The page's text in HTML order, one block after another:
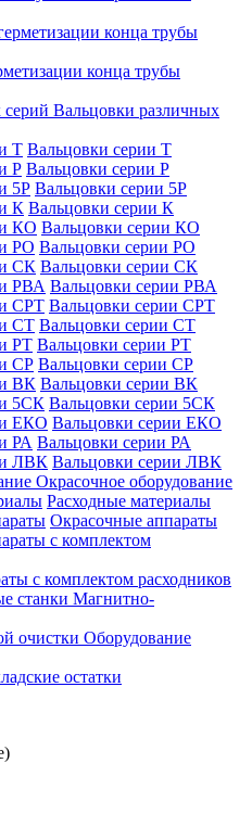
конца трубы
Вальцовки различных
Вальцовки серии Т
Вальцовки серии Р
Вальцовки серии 5Р
Вальцовки серии К
Вальцовки серии КО
Вальцовки серии РО
Вальцовки серии СК
Вальцовки серии РВА
Вальцовки серии СРТ
Вальцовки серии СТ
Вальцовки серии РТ
Вальцовки серии СР
Вальцовки серии ВК
Вальцовки серии 5СК
Вальцовки серии ЕКО
Вальцовки серии РА
Вальцовки серии ЛВК
Окрасочное оборудование
Расходные материалы
Окрасочные аппараты
с комплектом расходников
Магнитно-
Оборудование
остатки